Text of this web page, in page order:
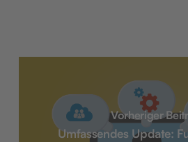
Vorheriger
Umfassendes Update: